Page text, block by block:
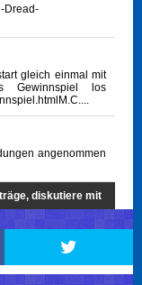
Dread-
gleich einmal mit
Gewinnspiel los
angenommen
diskutiere mit